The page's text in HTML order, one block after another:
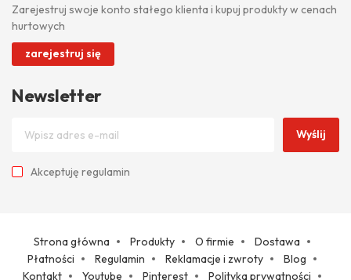
Zarejestruj swoje konto stałego klienta i kupuj produkty w cenach
hurtowych
zarejestruj się
Newsletter
Wyślij
Akceptuję regulamin
Strona główna Produkty O firmie
Dostawa
Płatności
Regulamin Reklamacje i zwroty
Blog
Kontakt
Youtube Pinterest Polityka prywatności